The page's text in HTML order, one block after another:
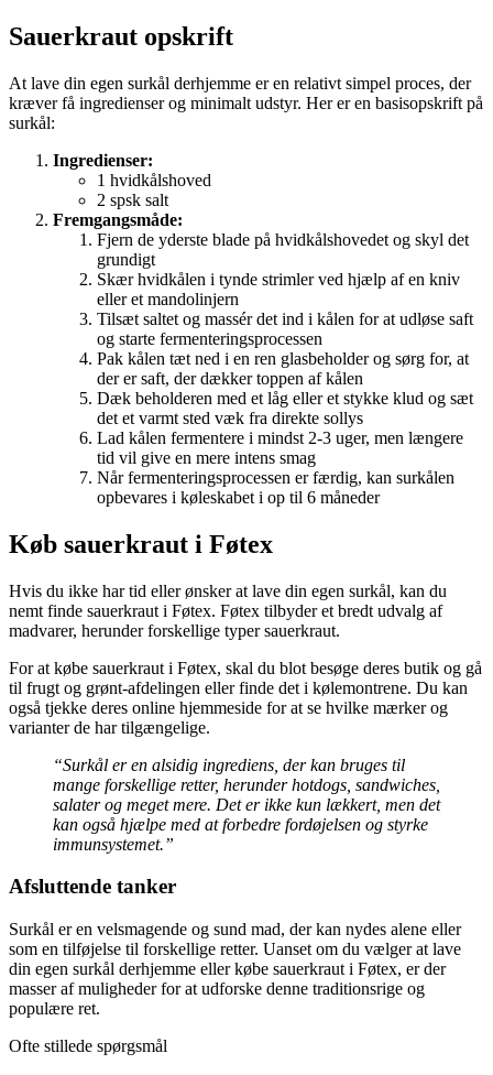
Sauerkraut opskrift
At lave din egen surkål derhjemme er en relativt simpel proces, der
kræver få ingredienser og minimalt udstyr. Her er en basisopskrift på
surkål:
Ingredienser:
1 hvidkålshoved
2 spsk salt
Fremgangsmåde:
Fjern de yderste blade på hvidkålshovedet og skyl det
grundigt
Skær hvidkålen i tynde strimler ved hjælp af en kniv
eller et mandolinjern
Tilsæt saltet og massér det ind i kålen for at udløse saft
og starte fermenteringsprocessen
Pak kålen tæt ned i en ren glasbeholder og sørg for, at
der er saft, der dækker toppen af kålen
Dæk beholderen med et låg eller et stykke klud og sæt
det et varmt sted væk fra direkte sollys
Lad kålen fermentere i mindst 2-3 uger, men længere
tid vil give en mere intens smag
Når fermenteringsprocessen er færdig, kan surkålen
opbevares i køleskabet i op til 6 måneder
Køb sauerkraut i Føtex
Hvis du ikke har tid eller ønsker at lave din egen surkål, kan du
nemt finde sauerkraut i Føtex. Føtex tilbyder et bredt udvalg af
madvarer, herunder forskellige typer sauerkraut.
For at købe sauerkraut i Føtex, skal du blot besøge deres butik og gå
til frugt og grønt-afdelingen eller finde det i kølemontrene. Du kan
også tjekke deres online hjemmeside for at se hvilke mærker og
varianter de har tilgængelige.
“Surkål er en alsidig ingrediens, der kan bruges til
mange forskellige retter, herunder hotdogs, sandwiches,
salater og meget mere. Det er ikke kun lækkert, men det
kan også hjælpe med at forbedre fordøjelsen og styrke
immunsystemet.”
Afsluttende tanker
Surkål er en velsmagende og sund mad, der kan nydes alene eller
som en tilføjelse til forskellige retter. Uanset om du vælger at lave
din egen surkål derhjemme eller købe sauerkraut i Føtex, er der
masser af muligheder for at udforske denne traditionsrige og
populære ret.
Ofte stillede spørgsmål